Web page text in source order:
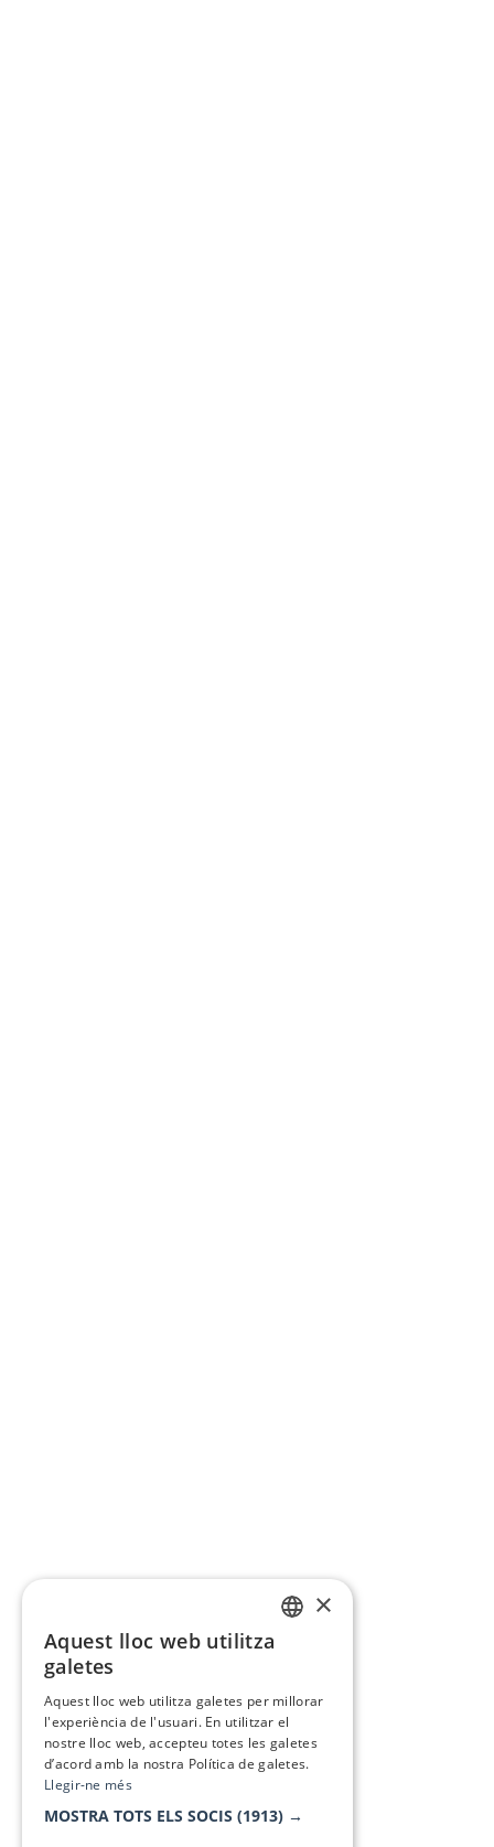
×
Aquest lloc web utilitza
galetes
Aquest lloc web utilitza galetes per millorar
l'experiència de l'usuari. En utilitzar el
nostre lloc web, accepteu totes les galetes
d’acord amb la nostra Política de galetes.
Llegir-ne més
MOSTRA TOTS ELS SOCIS (1913) →